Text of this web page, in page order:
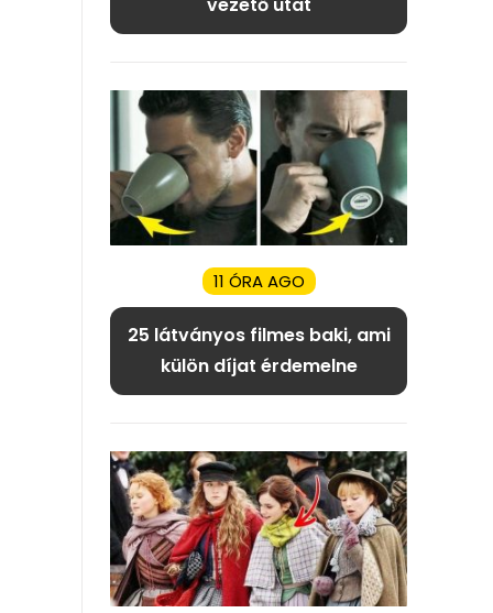
11 ÓRA AGO
25 látványos filmes baki, ami
külön díjat érdemelne